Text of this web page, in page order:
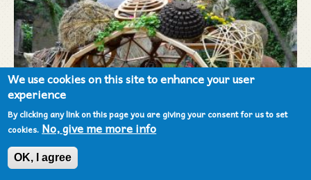
We use cookies on this site to enhance your user
experience
By clicking any link on this page you are giving your consent for us to set
cookies. No, give me more info
OK, I agree